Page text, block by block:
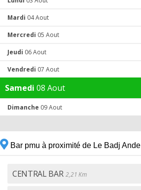
Mardi 04 Aout
Mercredi 05 Aout
Jeudi 06 Aout
Vendredi 07 Aout
Samedi 08 Aout
Dimanche 09 Aout
Bar pmu à proximité de Le Badj Ande
CENTRAL BAR 2,21 Km